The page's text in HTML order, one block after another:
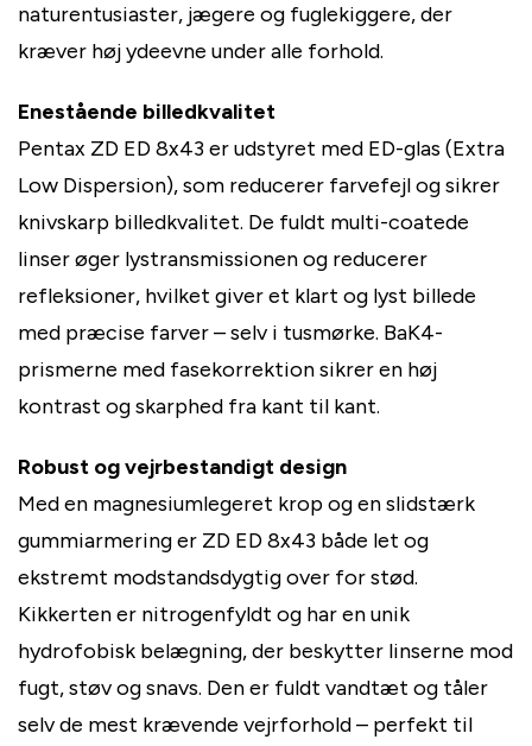
naturentusiaster, jægere og fuglekiggere, der
kræver høj ydeevne under alle forhold.
Enestående billedkvalitet
Pentax ZD ED 8x43 er udstyret med ED-glas (Extra
Low Dispersion), som reducerer farvefejl og sikrer
knivskarp billedkvalitet. De fuldt multi-coatede
linser øger lystransmissionen og reducerer
refleksioner, hvilket giver et klart og lyst billede
med præcise farver – selv i tusmørke. BaK4-
prismerne med fasekorrektion sikrer en høj
kontrast og skarphed fra kant til kant.
Robust og vejrbestandigt design
Med en magnesiumlegeret krop og en slidstærk
gummiarmering er ZD ED 8x43 både let og
ekstremt modstandsdygtig over for stød.
Kikkerten er nitrogenfyldt og har en unik
hydrofobisk belægning, der beskytter linserne mod
fugt, støv og snavs. Den er fuldt vandtæt og tåler
selv de mest krævende vejrforhold – perfekt til